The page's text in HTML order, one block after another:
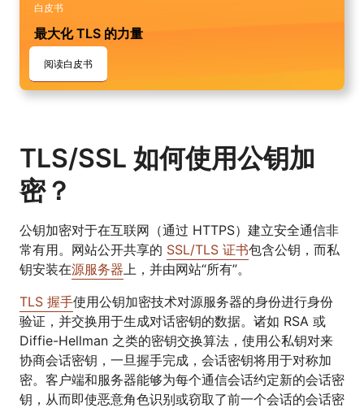
白皮书
最大化 TLS 的力量
阅读白皮书
TLS/SSL 如何使用公钥加
密？
公钥加密对于在互联网（通过 HTTPS）建立安全通信非
常有用。网站公开共享的 SSL/TLS 证书包含公钥，而私
钥安装在源服务器 上，并由网站“所有”。
TLS 握手使用公钥加密技术对源服务器的身份进行身份
验证，并交换用于生成对话密钥的数据。诸如 RSA 或
Diffie-Hellman 之类的密钥交换算法，使用公私钥对来
协商会话密钥，一旦握手完成，会话密钥将用于对称加
密。客户端和服务器能够为每个通信会话约定新的会话密
钥，从而即使恶意角色识别或窃取了前一个会话的会话密